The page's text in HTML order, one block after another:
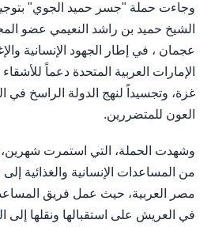
وجاءت حملة "جسر حميد الجوي"
الشيخ حميد بن راشد النعيمي عضو
عجمان ، في إطار الجهود الإنسانية
الإمارات العربية المتحدة دعماً
غزة، وتجسيداً لنهج الدولة الراسخ في
العون للمتضررين.
من المساعدات الإنسانية والغذائية
مصر العربية، حيث عمل فريق
في العريش على استقبالها ونقلها إلى